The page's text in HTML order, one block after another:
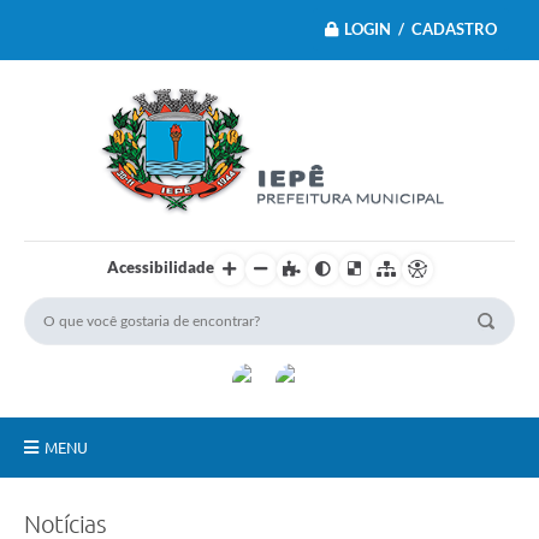
LOGIN / CADASTRO
Acessibilidade
MENU
Notícias